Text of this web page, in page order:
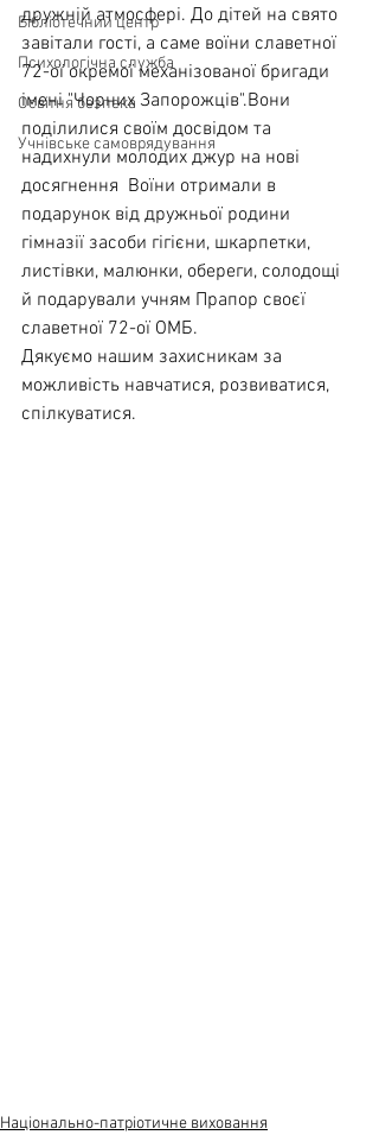
Бібліотечний центр
Психологічна служба
Освітня безпека
Учнівське самоврядування
дружній атмосфері. До дітей на свято
завітали гості, а саме воїни славетної
72-ої окремої механізованої бригади
імені "Чорних Запорожців".Вони
поділилися своїм досвідом та
надихнули молодих джур на нові
досягнення  Воїни отримали в
подарунок від дружньої родини
гімназії засоби гігієни, шкарпетки,
листівки, малюнки, обереги, солодощі
й подарували учням Прапор своєї
славетної 72-ої ОМБ.
Дякуємо нашим захисникам за
можливість навчатися, розвиватися,
спілкуватися.
Національно-патріотичне виховання